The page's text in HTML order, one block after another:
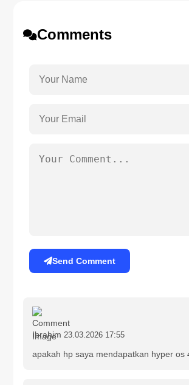
Comments
Send Comment
Ibrahim 23.03.2026 17:55
apakah hp saya mendapatkan hyper os